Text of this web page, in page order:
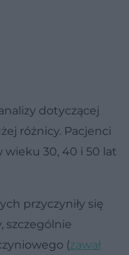
dotyczącej
różnicy. Pacjenci
wieku 30, 40 i 50 lat
przyczyniły się
szczególnie
(zawał